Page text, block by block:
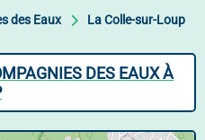
des Eaux La Colle-sur-Loup
DES EAUX À